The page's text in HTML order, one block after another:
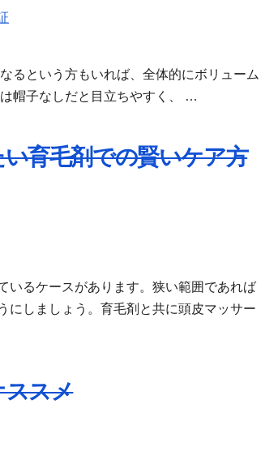
るという方もいれば、全体的にボリューム
帽子なしだと目立ちやすく、 …
育毛剤での賢いケア方
いるケースがあります。狭い範囲であれば
にしましょう。育毛剤と共に頭皮マッサー
ススメ